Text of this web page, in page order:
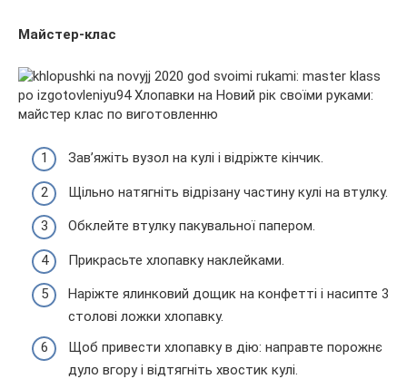
Майстер-клас
Зав’яжіть вузол на кулі і відріжте кінчик.
Щільно натягніть відрізану частину кулі на втулку.
Обклейте втулку пакувальної папером.
Прикрасьте хлопавку наклейками.
Наріжте ялинковий дощик на конфетті і насипте 3
столові ложки хлопавку.
Щоб привести хлопавку в дію: направте порожнє
дуло вгору і відтягніть хвостик кулі.